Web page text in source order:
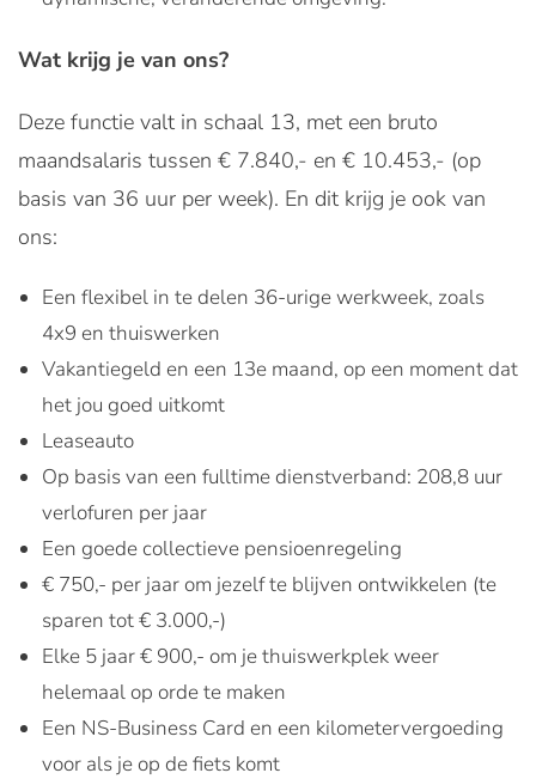
Wat krijg je van ons?
Deze functie valt in schaal 13, met een bruto
maandsalaris tussen € 7.840,- en € 10.453,- (op
basis van 36 uur per week). En dit krijg je ook van
ons:
Een flexibel in te delen 36-urige werkweek, zoals
4x9 en thuiswerken
Vakantiegeld en een 13e maand, op een moment dat
het jou goed uitkomt
Leaseauto
Op basis van een fulltime dienstverband: 208,8 uur
verlofuren per jaar
Een goede collectieve pensioenregeling
€ 750,- per jaar om jezelf te blijven ontwikkelen (te
sparen tot € 3.000,-)
Elke 5 jaar € 900,- om je thuiswerkplek weer
helemaal op orde te maken
Een NS-Business Card en een kilometervergoeding
voor als je op de fiets komt